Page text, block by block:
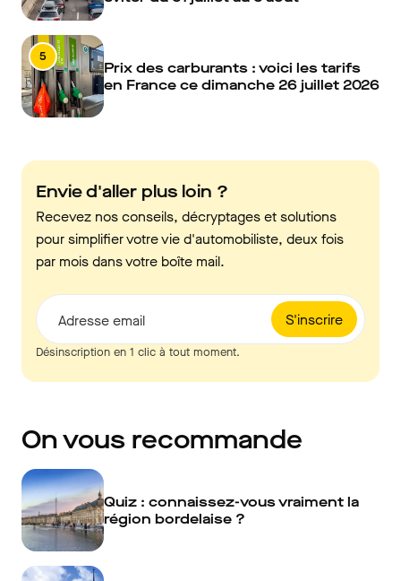
5
Prix des carburants : voici les tarifs
en France ce dimanche 26 juillet 2026
Envie d'aller plus loin ?
Recevez nos conseils, décryptages et solutions
pour simplifier votre vie d'automobiliste, deux fois
par mois dans votre boîte mail.
S'inscrire
Adresse email
Désinscription en 1 clic à tout moment.
On vous recommande
Quiz : connaissez-vous vraiment la
région bordelaise ?